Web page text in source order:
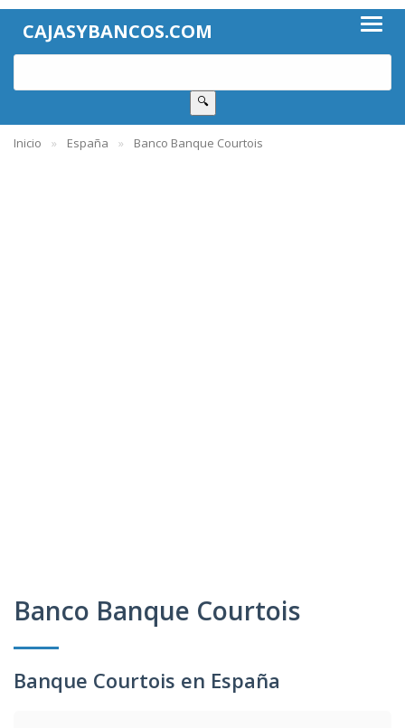
CAJASYBANCOS.COM
🔍
Inicio España Banco Banque Courtois
Banco Banque Courtois
Banque Courtois en España